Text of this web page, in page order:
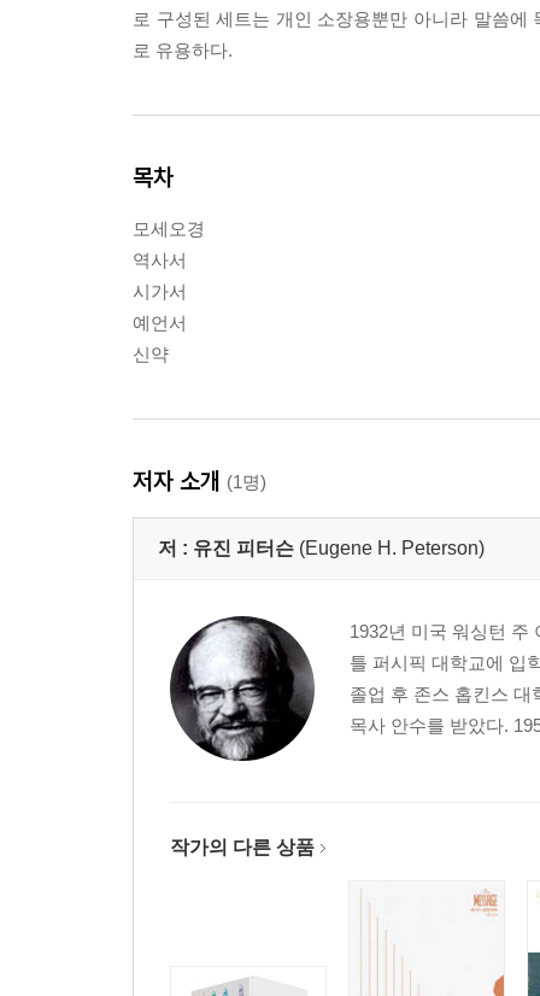
로 구성된 세트는 개인 소장용뿐만 아니라 말씀
로 유용하다.
목차
모세오경
역사서
시가서
예언서
신약
저자 소개 (1명)
저 : 유진 피터슨 (Eugene H. Peterson)
1932년 미국 워싱턴 주
틀 퍼시픽 대학교에 입
졸업 후 존스 홉킨스
목사 안수를 받았다.
작가의 다른 상품